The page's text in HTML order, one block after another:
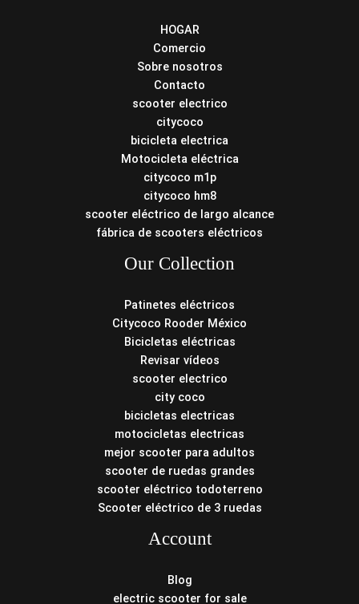
HOGAR
Comercio
Sobre nosotros
Contacto
scooter electrico
citycoco
bicicleta electrica
Motocicleta eléctrica
citycoco m1p
citycoco hm8
scooter eléctrico de largo alcance
fábrica de scooters eléctricos
Our Collection
Patinetes eléctricos
Citycoco Rooder México
Bicicletas eléctricas
Revisar vídeos
scooter electrico
city coco
bicicletas electricas
motocicletas electricas
mejor scooter para adultos
scooter de ruedas grandes
scooter eléctrico todoterreno
Scooter eléctrico de 3 ruedas
Account
Blog
electric scooter for sale